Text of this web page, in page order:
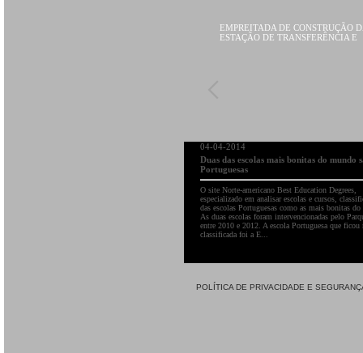
EMPREITADA DE CONSTRUÇÃO
ESTAÇÃO DE TRANSFERÊNCIA E
04-04-2014
Duas das escolas mais bonitas do mundo
Portuguesas
O site Norte-americano Best Education Degrees,
especializado em analisar escolas e cursos,
das escolas Portuguesas como as mais bonitas
As duas escolas foram intervencionadas pelo
entre 2010 e 2012. A escola Portuguesa que ficou
classificada foi a E...
POLÍTICA DE PRIVACIDADE E